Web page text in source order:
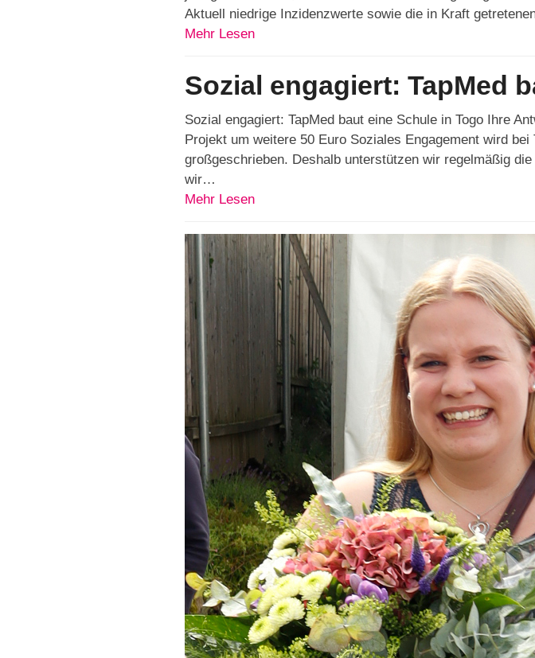
Aktuell niedrige Inzidenzwerte sowie die in Kraft
Mehr Lesen
Sozial engagiert: TapMed
Sozial engagiert: TapMed baut eine Schule in Togo Ihre
Projekt um weitere 50 Euro Soziales Engagement wird
großgeschrieben. Deshalb unterstützen wir regelmäßig
wir…
Mehr Lesen